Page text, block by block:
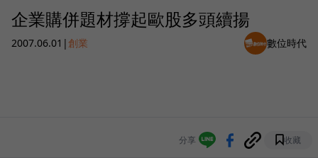
企業購併題材撐起歐股多頭續揚
2007.06.01 |創業 數位時代
分享 收藏